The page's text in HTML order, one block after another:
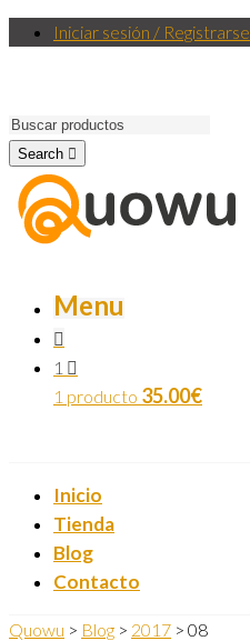
Iniciar sesión / Registrarse
Search
Menu
1
1 producto 35.00€
Inicio
Tienda
Blog
Contacto
Quowu > Blog > 2017 > 08